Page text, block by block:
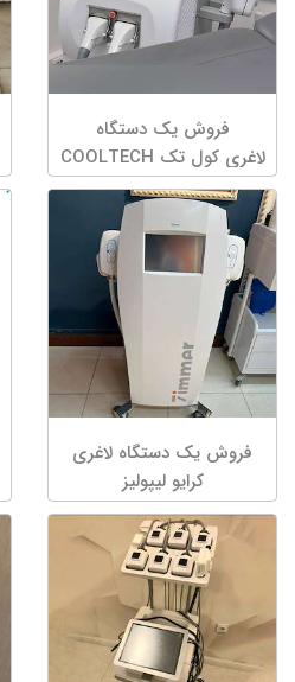
فروش یک دستگاه
لاغری کول تک COOLTECH
فروش یک دستگاه لاغری
کرایو لیپولیز